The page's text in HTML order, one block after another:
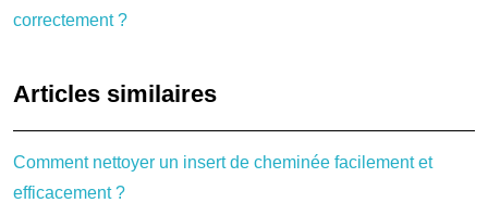
correctement ?
Articles similaires
Comment nettoyer un insert de cheminée facilement et
efficacement ?